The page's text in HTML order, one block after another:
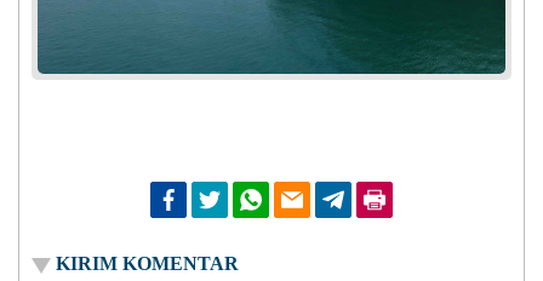
FacebookTwitter Whatsapp
Email Telegram
KIRIM KOMENTAR